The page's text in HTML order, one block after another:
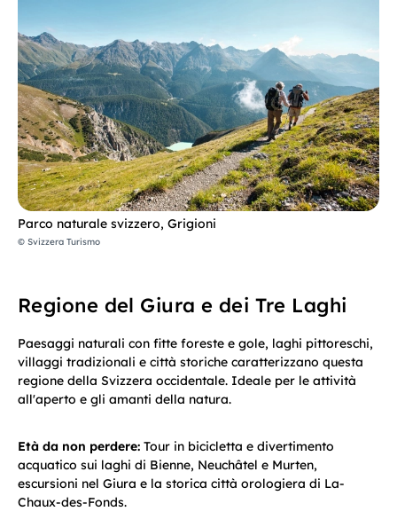
Parco naturale svizzero, Grigioni
© Svizzera Turismo
Regione del Giura e dei Tre Laghi
Paesaggi naturali con fitte foreste e gole, laghi pittoreschi,
villaggi tradizionali e città storiche caratterizzano questa
regione della Svizzera occidentale. Ideale per le attività
all'aperto e gli amanti della natura.
Età da non perdere: Tour in bicicletta e divertimento
acquatico sui laghi di Bienne, Neuchâtel e Murten,
escursioni nel Giura e la storica città orologiera di La-
Chaux-des-Fonds.